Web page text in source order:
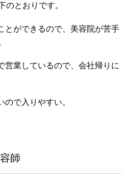
のとおりです。
とができるので、美容院が苦手
営業しているので、会社帰りに
ので入りやすい。
師